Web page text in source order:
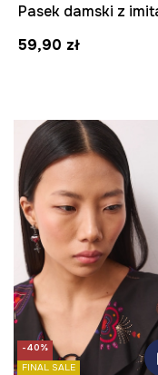
59,90 zł
-40%
FINAL SALE